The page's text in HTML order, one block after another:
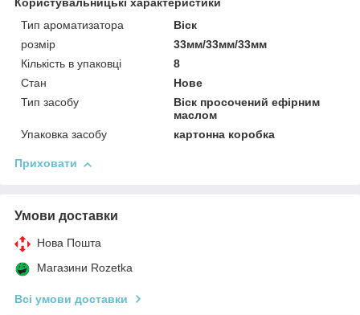
Користувальницькі характеристики
Тип ароматизатора
Віск
розмір
33мм/33мм/33мм
Кількість в упаковці
8
Стан
Нове
Тип засобу
Віск просочений ефірним
маслом
Упаковка засобу
картонна коробка
Приховати
Умови доставки
Нова Пошта
Магазини Rozetka
Всі умови доставки